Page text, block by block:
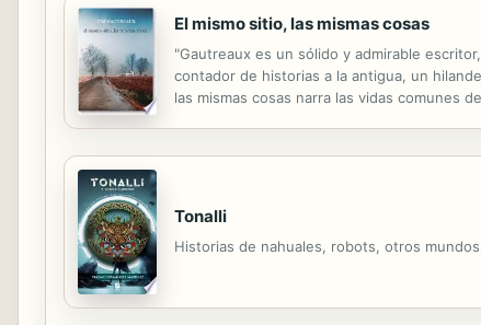
El mismo sitio, las mismas cosas
"Gautreaux es un sólido y admirable
contador de historias a la antigua, un
las mismas cosas narra las vidas comunes
Tonalli
Historias de nahuales, robots, otros